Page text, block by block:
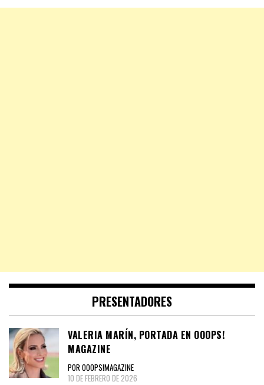
PRESENTADORES
VALERIA MARÍN, PORTADA EN OOOPS!
MAGAZINE
POR OOOPS!MAGAZINE
10 DE FEBRERO DE 2026